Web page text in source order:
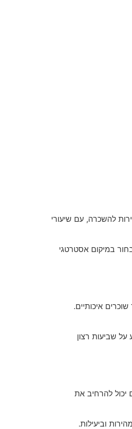
להשכרה, עם שיעורי
במיקום אסטרטגי
איכותיים.
על שביעות רצון
יכול להרחיב את
וביעילות.